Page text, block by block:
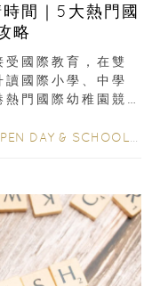
間｜5大熱門國
略
國際教育，在雙
國際小學、中學
門國際幼稚園競
DAY & SCHOOL EVENTS